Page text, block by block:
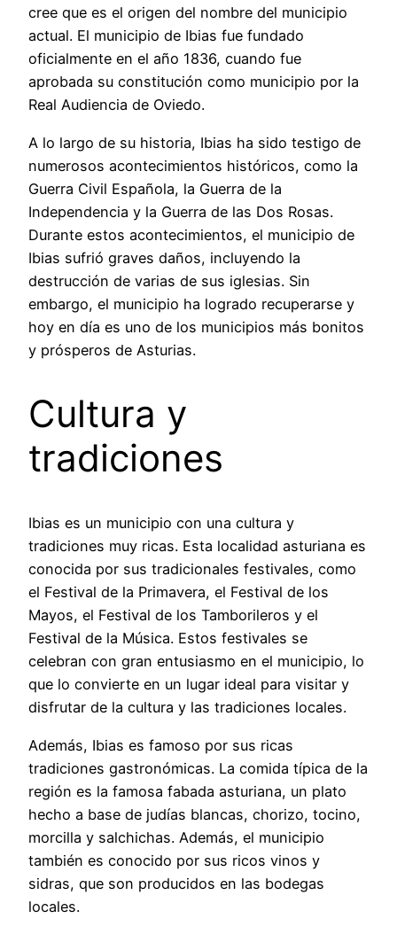
cree que es el origen del nombre del municipio
actual. El municipio de Ibias fue fundado
oficialmente en el año 1836, cuando fue
aprobada su constitución como municipio por la
Real Audiencia de Oviedo.
A lo largo de su historia, Ibias ha sido testigo de
numerosos acontecimientos históricos, como la
Guerra Civil Española, la Guerra de la
Independencia y la Guerra de las Dos Rosas.
Durante estos acontecimientos, el municipio de
Ibias sufrió graves daños, incluyendo la
destrucción de varias de sus iglesias. Sin
embargo, el municipio ha logrado recuperarse y
hoy en día es uno de los municipios más bonitos
y prósperos de Asturias.
Cultura y
tradiciones
Ibias es un municipio con una cultura y
tradiciones muy ricas. Esta localidad asturiana es
conocida por sus tradicionales festivales, como
el Festival de la Primavera, el Festival de los
Mayos, el Festival de los Tamborileros y el
Festival de la Música. Estos festivales se
celebran con gran entusiasmo en el municipio, lo
que lo convierte en un lugar ideal para visitar y
disfrutar de la cultura y las tradiciones locales.
Además, Ibias es famoso por sus ricas
tradiciones gastronómicas. La comida típica de la
región es la famosa fabada asturiana, un plato
hecho a base de judías blancas, chorizo, tocino,
morcilla y salchichas. Además, el municipio
también es conocido por sus ricos vinos y
sidras, que son producidos en las bodegas
locales.